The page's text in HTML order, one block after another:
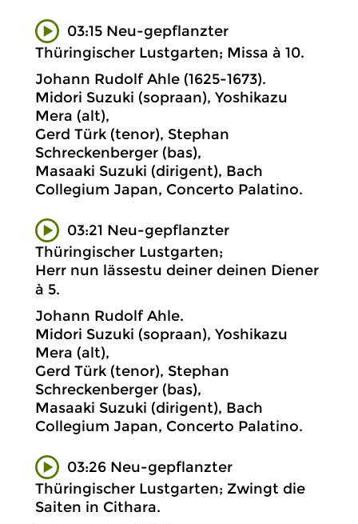
03:15 Neu-gepflanzter
Thüringischer Lustgarten; Missa à 10.
Johann Rudolf Ahle (1625-1673).
Midori Suzuki (sopraan), Yoshikazu
Mera (alt),
Gerd Türk (tenor), Stephan
Schreckenberger (bas),
Masaaki Suzuki (dirigent), Bach
Collegium Japan, Concerto Palatino.
03:21 Neu-gepflanzter
Thüringischer Lustgarten;
Herr nun lässestu deiner deinen Diener
à 5.
Johann Rudolf Ahle.
Midori Suzuki (sopraan), Yoshikazu
Mera (alt),
Gerd Türk (tenor), Stephan
Schreckenberger (bas),
Masaaki Suzuki (dirigent), Bach
Collegium Japan, Concerto Palatino.
03:26 Neu-gepflanzter
Thüringischer Lustgarten; Zwingt die
Saiten in Cithara.